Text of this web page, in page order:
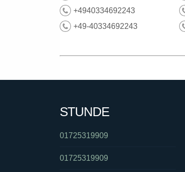
+4940334692243
+49-40334692243
STUNDE
01725319909
01725319909